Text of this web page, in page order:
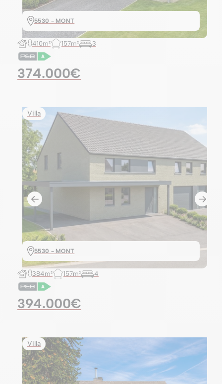
5530 - MONT
410m² 157m² 3
374.000€
Villa
5530 - MONT
384m² 157m² 4
394.000€
Villa